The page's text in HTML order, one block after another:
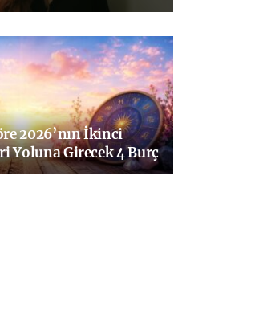
2026’nın İkinci
Yoluna Girecek 4 Burç